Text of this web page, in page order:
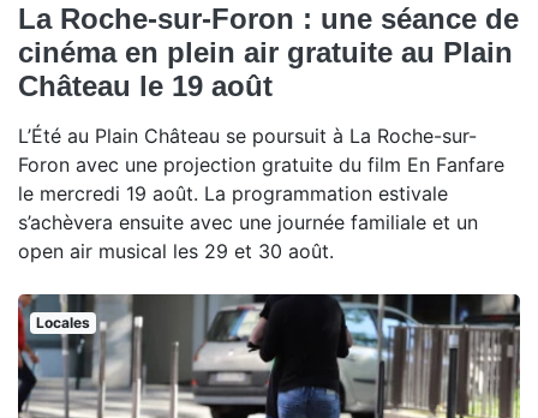
La Roche-sur-Foron : une séance de
cinéma en plein air gratuite au Plain
Château le 19 août
L’Été au Plain Château se poursuit à La Roche-sur-
Foron avec une projection gratuite du film En Fanfare
le mercredi 19 août. La programmation estivale
s’achèvera ensuite avec une journée familiale et un
open air musical les 29 et 30 août.
Locales